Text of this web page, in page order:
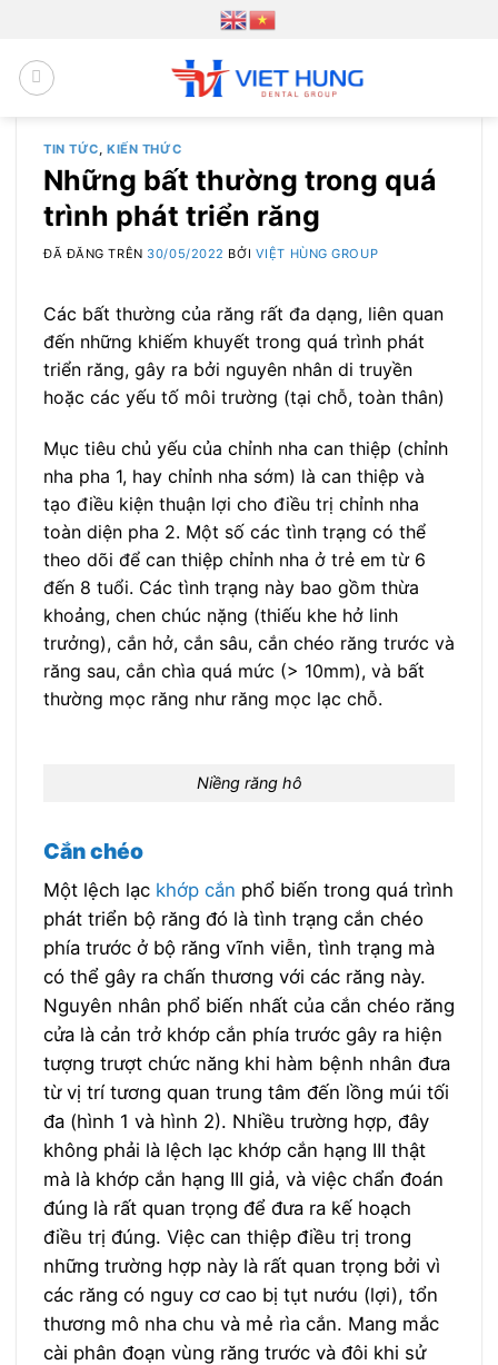
nội
dung
TIN TỨC,KIẾN THỨC
Những bất thường trong quá
trình phát triển răng
ĐÃ ĐĂNG TRÊN 30/05/2022 BỞI VIỆT HÙNG GROUP
Các bất thường của răng rất đa dạng, liên quan
đến những khiếm khuyết trong quá trình phát
triển răng, gây ra bởi nguyên nhân di truyền
hoặc các yếu tố môi trường (tại chỗ, toàn thân)
Mục tiêu chủ yếu của chỉnh nha can thiệp (chỉnh
nha pha 1, hay chỉnh nha sớm) là can thiệp và
tạo điều kiện thuận lợi cho điều trị chỉnh nha
toàn diện pha 2. Một số các tình trạng có thể
theo dõi để can thiệp chỉnh nha ở trẻ em từ 6
đến 8 tuổi. Các tình trạng này bao gồm thừa
khoảng, chen chúc nặng (thiếu khe hở linh
trưởng), cắn hở, cắn sâu, cắn chéo răng trước và
răng sau, cắn chìa quá mức (> 10mm), và bất
thường mọc răng như răng mọc lạc chỗ.
Niềng răng hô
Cắn chéo
Một lệch lạc khớp cắn phổ biến trong quá trình
phát triển bộ răng đó là tình trạng cắn chéo
phía trước ở bộ răng vĩnh viễn, tình trạng mà
có thể gây ra chấn thương với các răng này.
Nguyên nhân phổ biến nhất của cắn chéo răng
cửa là cản trở khớp cắn phía trước gây ra hiện
tượng trượt chức năng khi hàm bệnh nhân đưa
từ vị trí tương quan trung tâm đến lồng múi tối
đa (hình 1 và hình 2). Nhiều trường hợp, đây
không phải là lệch lạc khớp cắn hạng III thật
mà là khớp cắn hạng III giả, và việc chẩn đoán
đúng là rất quan trọng để đưa ra kế hoạch
điều trị đúng. Việc can thiệp điều trị trong
những trường hợp này là rất quan trọng bởi vì
các răng có nguy cơ cao bị tụt nướu (lợi), tổn
thương mô nha chu và mẻ rìa cắn. Mang mắc
cài phân đoạn vùng răng trước và đôi khi sử